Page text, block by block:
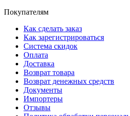
Покупателям
Как сделать заказ
Как зарегистрироваться
Система скидок
Оплата
Доставка
Возврат товара
Возврат денежных средств
Документы
Импортеры
Отзывы